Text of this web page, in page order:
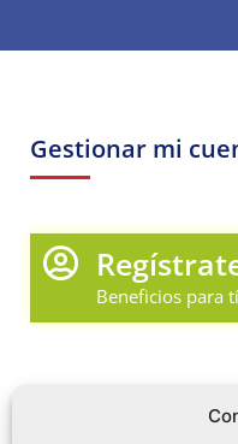
Gestionar mi
Beneficios para tí